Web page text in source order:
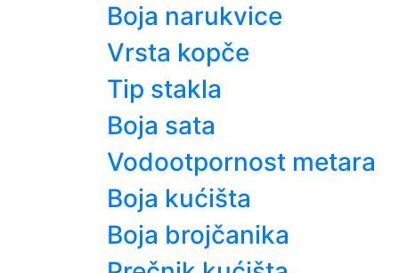
Boja narukvice
Vrsta kopče
Tip stakla
Boja sata
Vodootpornost metara
Boja kućišta
Boja brojčanika